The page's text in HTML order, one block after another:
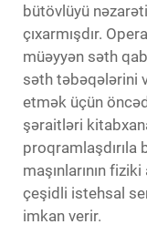
bütövlüyü
çıxarmışdır.
müəyyən səth
səth təbəqələrini
etmək üçün
şəraitləri
proqramlaşdırıla
maşınlarının
çeşidli istehsal
imkan verir.